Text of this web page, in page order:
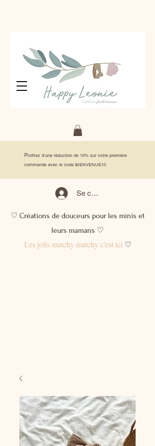
Profitez d'une réduction de 10% sur votre première
commande avec le code BIENVENUE10
Se connecter
♡ Créations de douceurs pour les minis et
leurs mamans ♡
Les jolis matchy matchy c'est ici♡